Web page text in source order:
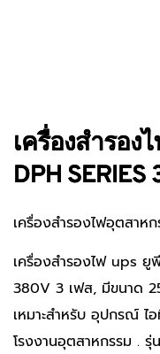
เครื่องสำรอง
DPH SERIES
เครื่องสำรองไฟอุตสาห
เครื่องสํารองไฟ ups
380V 3 เฟส, มีขนาด
เหมาะสำหรับ อุปกรณ์
โรงงานอุตสาหกรรม . รุ่